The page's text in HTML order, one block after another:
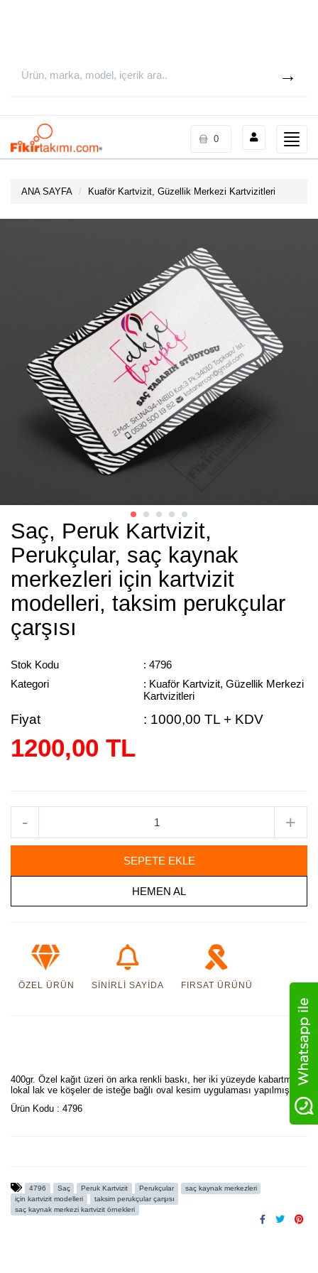
Toggle
0
ANA SAYFA Kuaför Kartvizit, Güzellik Merkezi Kartvizitleri
Saç, Peruk Kartvizit,
Perukçular, saç kaynak
merkezleri için kartvizit
modelleri, taksim perukçular
çarşısı
Stok Kodu
: 4796
Kategori
: Kuaför Kartvizit, Güzellik Merkezi
Kartvizitleri
Fiyat : 1000,00 TL + KDV
1200,00 TL
- +
SEPETE EKLE
HEMEN AL
ÖZEL ÜRÜN SINIRLI SAYIDA FIRSAT ÜRÜNÜ
400gr. Özel kağıt üzeri ön arka renkli baskı, her iki yüzeyde kabartma
lokal lak ve köşeler de isteğe bağlı oval kesim uygulaması yapılmıştır.
Ürün Kodu : 4796
4796 Saç Peruk Kartvizit Perukçular
saç kaynak merkezleri
için kartvizit modelleri
taksim perukçular çarşısı
saç kaynak merkezi kartvizit örnekleri